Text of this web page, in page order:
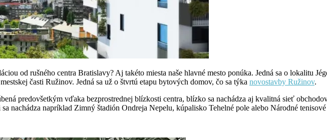
od rušného centra Bratislavy? Aj takéto miesta naše hlavné mesto ponúka. Jedná sa o lokalitu
časti Ružinov. Jedná sa už o štvrtú etapu bytových domov, čo sa týka novostavby Ružinov.
predovšetkým vďaka bezprostrednej blízkosti centra, blízko sa nachádza aj kvalitná sieť
nachádza napríklad Zimný štadión Ondreja Nepelu, kúpalisko Tehelné pole alebo Národné